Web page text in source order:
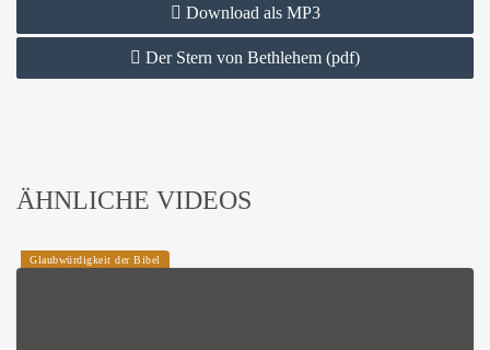
Download als MP3
Der Stern von Bethlehem (pdf)
ÄHNLICHE VIDEOS
Glaubwürdigkeit der Bibel